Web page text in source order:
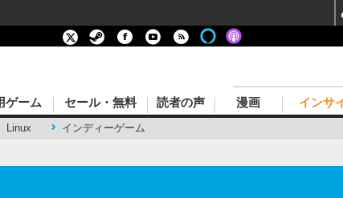
Linux インディーゲーム
ゲーム セール・無料 読者の声 漫画 インサ